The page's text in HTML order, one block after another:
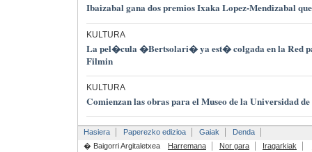
Ibaizabal gana dos premios Ixaka Lopez-Mendizabal
KULTURA
La pel�cula �Bertsolari� ya est� colgada en la Red
Filmin
KULTURA
Comienzan las obras para el Museo de la Universidad
Hasiera Paperezko edizioa Gaiak
Denda
� Baigorri Argitaletxea
Harremana Nor gara Iragarkiak